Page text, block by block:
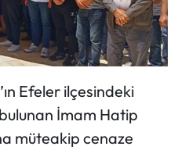
Efeler ilçesindeki
İmam Hatip
müteakip cenaze